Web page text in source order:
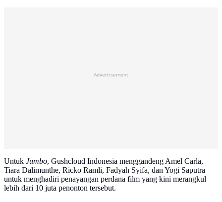
Advertisement
Untuk Jumbo, Gushcloud Indonesia menggandeng Amel Carla,
Tiara Dalimunthe, Ricko Ramli, Fadyah Syifa, dan Yogi Saputra
untuk menghadiri penayangan perdana film yang kini merangkul
lebih dari 10 juta penonton tersebut.